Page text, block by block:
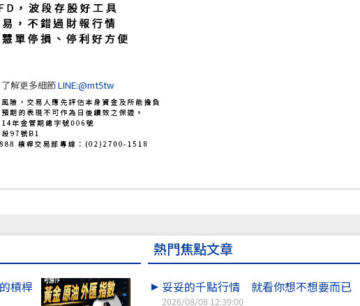
解更多細節LINE:@mt5tw
槓桿
熱門焦點文章
妥妥的千點行情 就看你想不想要而已
2026/08/08 12:39:00